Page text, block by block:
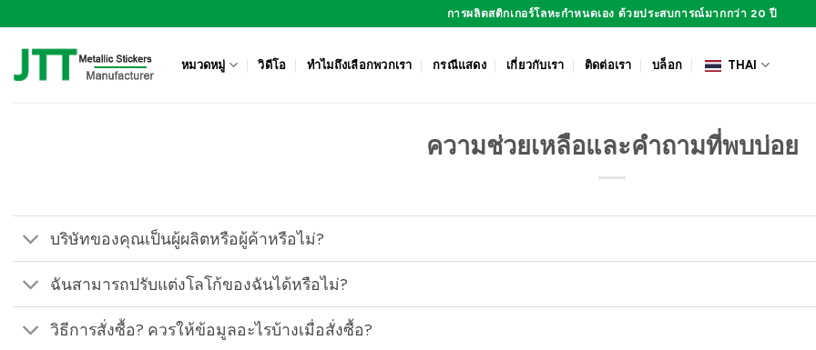
ไป
เนื้อหา
การผลิตสติกเกอร์โลหะกำหนดเอง ด้วยประสบการณ์มากกว่า 20 ปี
หมวดหมู่ วิดีโอ ทำไมถึงเลือกพวกเรา กรณีแสดง เกี่ยวกับเรา ติดต่อเรา บล็อก THAI
ความช่วยเหลือและคำถามที่พบบ่อย
บริษัทของคุณเป็นผู้ผลิตหรือผู้ค้าหรือไม่?
ฉันสามารถปรับแต่งโลโก้ของฉันได้หรือไม่?
วิธีการสั่งซื้อ? ควรให้ข้อมูลอะไรบ้างเมื่อสั่งซื้อ?